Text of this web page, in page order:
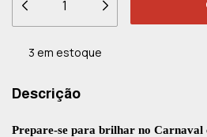
3 em estoque
Descrição
Prepare-se para brilhar no Carnaval